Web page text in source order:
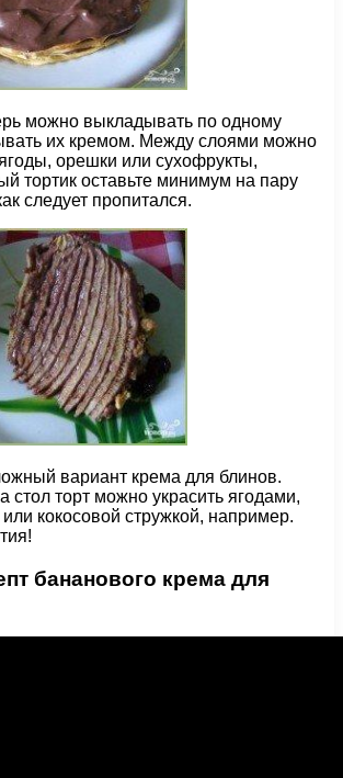
можно выкладывать по одному
их кремом. Между слоями можно
орешки или сухофрукты,
тортик оставьте минимум на пару
следует пропитался.
вариант крема для блинов.
стол торт можно украсить ягодами,
кокосовой стружкой, например.
бананового крема для